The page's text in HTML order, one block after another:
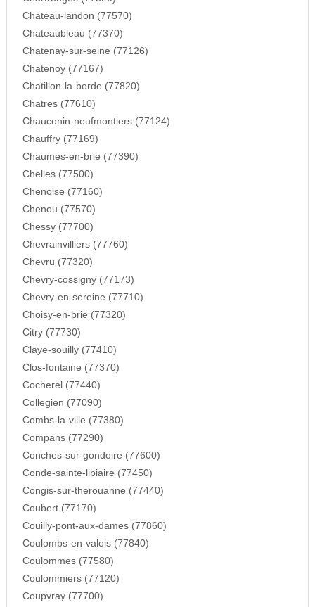
Chateau-landon (77570)
Chateaubleau (77370)
Chatenay-sur-seine (77126)
Chatenoy (77167)
Chatillon-la-borde (77820)
Chatres (77610)
Chauconin-neufmontiers (77124)
Chauffry (77169)
Chaumes-en-brie (77390)
Chelles (77500)
Chenoise (77160)
Chenou (77570)
Chessy (77700)
Chevrainvilliers (77760)
Chevru (77320)
Chevry-cossigny (77173)
Chevry-en-sereine (77710)
Choisy-en-brie (77320)
Citry (77730)
Claye-souilly (77410)
Clos-fontaine (77370)
Cocherel (77440)
Collegien (77090)
Combs-la-ville (77380)
Compans (77290)
Conches-sur-gondoire (77600)
Conde-sainte-libiaire (77450)
Congis-sur-therouanne (77440)
Coubert (77170)
Couilly-pont-aux-dames (77860)
Coulombs-en-valois (77840)
Coulommes (77580)
Coulommiers (77120)
Coupvray (77700)